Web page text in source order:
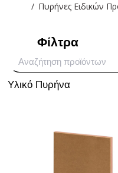
Πυρήνες Ειδικών
Φίλτρα
Υλικό Πυρήνα